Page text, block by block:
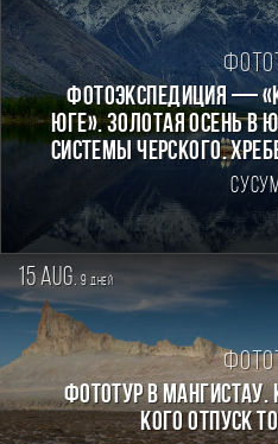
Фотоэкспедиция —
Юге». Золотая осень в
системы Черского.
15 aug. 9 дней
Фототур в Мангистау.
кого отпуск